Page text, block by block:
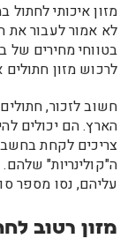
מזון איכותי לחתול
לא אמור לעבור את
לרכוש מזון חתולים
חשוב לזכור,
הארץ. הם יכולים
צריכים לקחת
ה"קולינריות"
עליהם, נסו מספר
מזון רטוב